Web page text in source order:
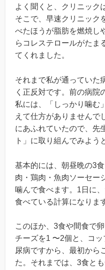
よく聞くと、クリニック
そこで、早速クリニック
べたほうが脂肪を燃焼し
らコレステロールがたま
てくれました。
それまで私が通っていた
く正反対です。前の病院
私には、「しっかり噛む
えて仕方がありませんで
にあふれていたので、先
ト」に取り組んでみよう
基本的には、朝昼晩の3
肉・鶏肉・魚肉ソーセー
噛んで食べます。1日に
食べている計算になりま
このほか、3食や間食で
チーズを1 〜2個と、コ
尿病ですから、最初から
た。それまでは、3食と